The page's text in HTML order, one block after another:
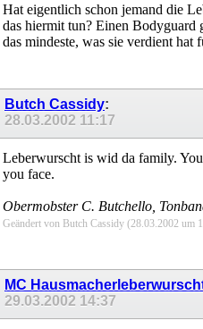
Hat eigentlich schon jemand die
das hiermit tun? Einen Bodyguard
das mindeste, was sie verdient hat
Butch Cassidy:
28.03.2002 11:17
Leberwurscht is wid da family.
you face.
Obermobster C. Butchello,
Geändert von Butch Cassidy (28.03.2002 um
MC
29.03.2002 14:37